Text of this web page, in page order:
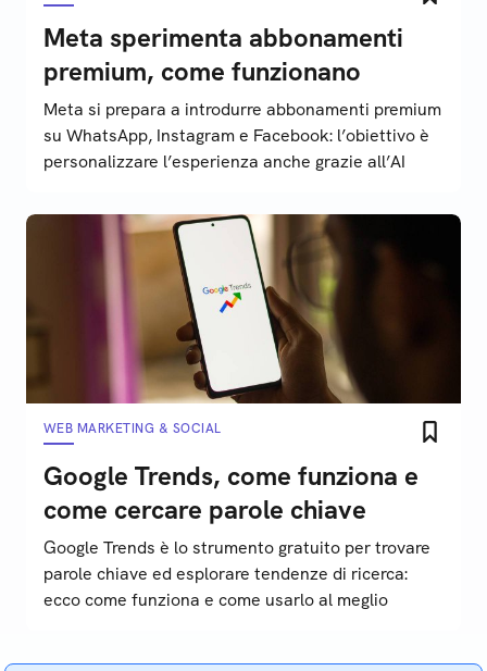
Meta sperimenta abbonamenti
premium, come funzionano
Meta si prepara a introdurre abbonamenti premium
su WhatsApp, Instagram e Facebook: l’obiettivo è
personalizzare l’esperienza anche grazie all’AI
WEB MARKETING & SOCIAL
Google Trends, come funziona e
come cercare parole chiave
Google Trends è lo strumento gratuito per trovare
parole chiave ed esplorare tendenze di ricerca:
ecco come funziona e come usarlo al meglio